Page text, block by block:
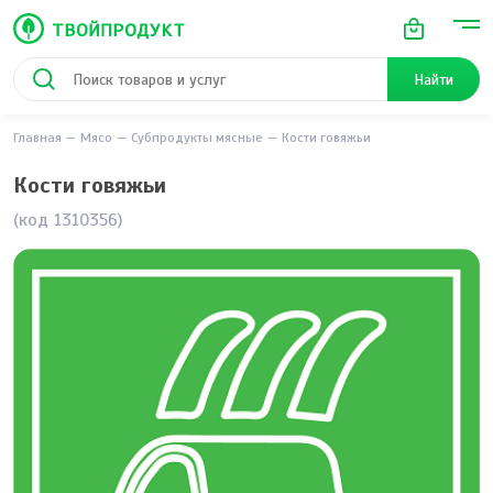
Найти
Главная Мясо Субпродукты мясные Кости говяжьи
Кости говяжьи
(код 1310356)